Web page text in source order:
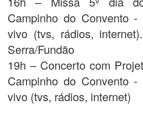
Campinho do Convento -
vivo (tvs, rádios,
Serra/Fundão
19h – Concerto com
Campinho do Convento -
vivo (tvs, rádios, internet)